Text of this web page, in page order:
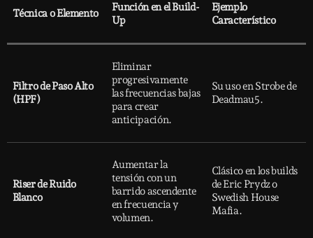
Técnica o Elemento
Función en el Build-
Up
Ejemplo
Característico
Filtro de Paso Alto
(HPF)
Eliminar
progresivamente
las frecuencias bajas
para crear
anticipación.
Su uso en Strobe de
Deadmau5.
Riser de Ruido
Blanco
Aumentar la
tensión con un
barrido ascendente
en frecuencia y
volumen.
Clásico en los builds
de Eric Prydz o
Swedish House
Mafia.